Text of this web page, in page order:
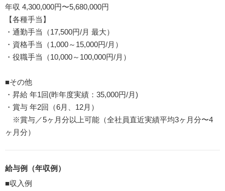
年収 4,300,000円〜5,680,000円
【各種手当】
・通勤手当（17,500円/月 最大）
・資格手当（1,000～15,000円/月）
・役職手当（10,000～100,000円/月）
■その他
・昇給 年1回(昨年度実績：35,000円/月)
・賞与 年2回（6月、12月）
※賞与／5ヶ月分以上可能（全社員直近実績平均3ヶ月分〜4
ヶ月分）
給与例（年収例）
■収入例